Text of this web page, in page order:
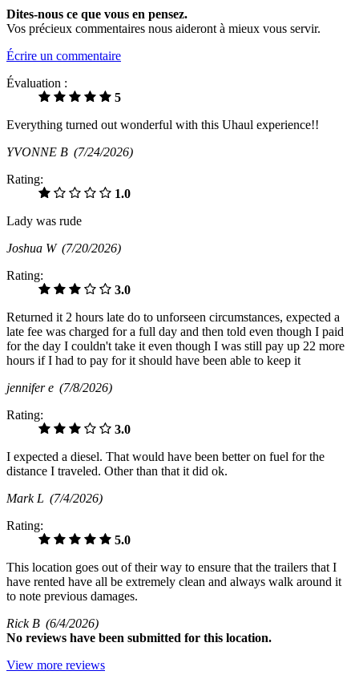
Dites-nous ce que vous en pensez.
Vos précieux commentaires nous aideront à mieux vous servir.
Écrire un commentaire
Évaluation :
5
Everything turned out wonderful with this Uhaul experience!!
YVONNE B (7/24/2026)
Rating:
1.0
Lady was rude
Joshua W (7/20/2026)
Rating:
3.0
Returned it 2 hours late do to unforseen circumstances, expected a
late fee was charged for a full day and then told even though I paid
for the day I couldn't take it even though I was still pay up 22 more
hours if I had to pay for it should have been able to keep it
jennifer e (7/8/2026)
Rating:
3.0
I expected a diesel. That would have been better on fuel for the
distance I traveled. Other than that it did ok.
Mark L (7/4/2026)
Rating:
5.0
This location goes out of their way to ensure that the trailers that I
have rented have all be extremely clean and always walk around it
to note previous damages.
Rick B (6/4/2026)
No reviews have been submitted for this location.
View more reviews